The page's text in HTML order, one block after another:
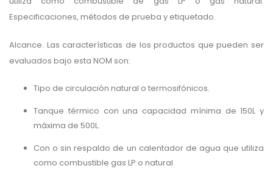
Especificaciones, métodos de prueba y etiquetado.
Alcance. Las características de los productos que pueden ser
evaluados bajo esta NOM son:
Tipo de circulación natural o termosifónicos.
Tanque térmico con una capacidad mínima de 150L y
máxima de 500L.
Con o sin respaldo de un calentador de agua que utiliza
como combustible gas LP o natural.